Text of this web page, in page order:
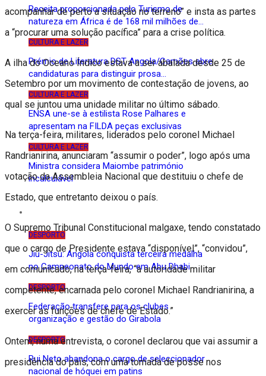
Receita proporcionada pelo Turismo de
natureza em África é de 168 mil milhões de…
CULTURA E LAZER
Prémio de Literatura DST Angola/Camões abre
candidaturas para distinguir prosa…
CULTURA E LAZER
ENSA une-se à estilista Rose Palhares e
apresentam na FILDA peças exclusivas
CULTURA E LAZER
Ministra considera Maiombe património
incalculável
DESPORTO
Jiu-Jitsu: Angola conquista terceira medalha
no Campeonato do Mundo em Abu Dhabi
DESPORTO
Federação transfere para os clubes
organização e gestão do Girabola
DESPORTO
Rui Neto abandona o cargo de seleccionador
nacional de hóquei em patins
acompanhar de perto a situação no terreno” e insta as partes
a “procurar uma solução pacífica” para a crise política.
A ilha do Oceano Índico estava a ser abalada desde 25 de
Setembro por um movimento de contestação de jovens, ao
qual se juntou uma unidade militar no último sábado.
Na terça-feira, militares, liderados pelo coronel Michael
Randrianirina, anunciaram “assumir o poder”, logo após uma
votação da Assembleia Nacional que destituiu o chefe de
Estado, que entretanto deixou o país.
O Supremo Tribunal Constitucional malgaxe, tendo constatado
que o cargo de Presidente estava “disponível”, “convidou”,
em comunicado, na terça-feira, “a autoridade militar
competente, encarnada pelo coronel Michael Randrianirina, a
exercer as funções de chefe de Estado.”
Ontem, numa entrevista, o coronel declarou que vai assumir a
presidência do país, com uma tomada de posse nos